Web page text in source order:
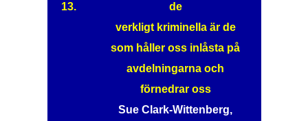
13.
de
verkligt kriminella är de
som håller oss inlåsta på
avdelningarna och
förnedrar oss
Sue Clark-Wittenberg,